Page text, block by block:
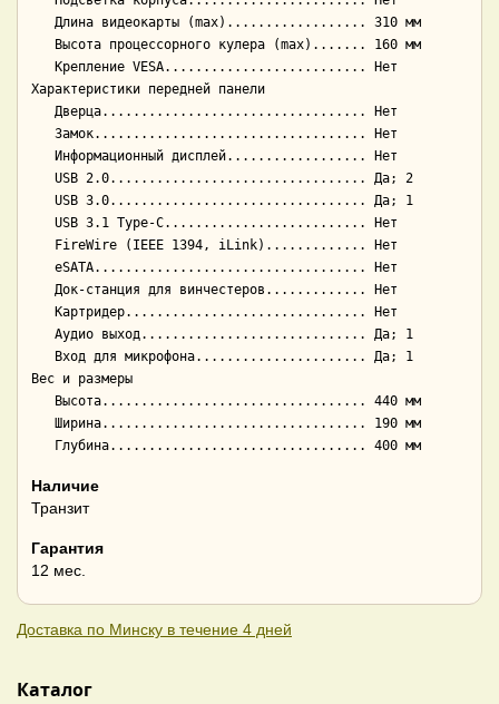
Характеристики передней панели
Вес и размеры
Наличие
Транзит
Гарантия
12 мес.
Доставка по Минску в течение 4 дней
Каталог